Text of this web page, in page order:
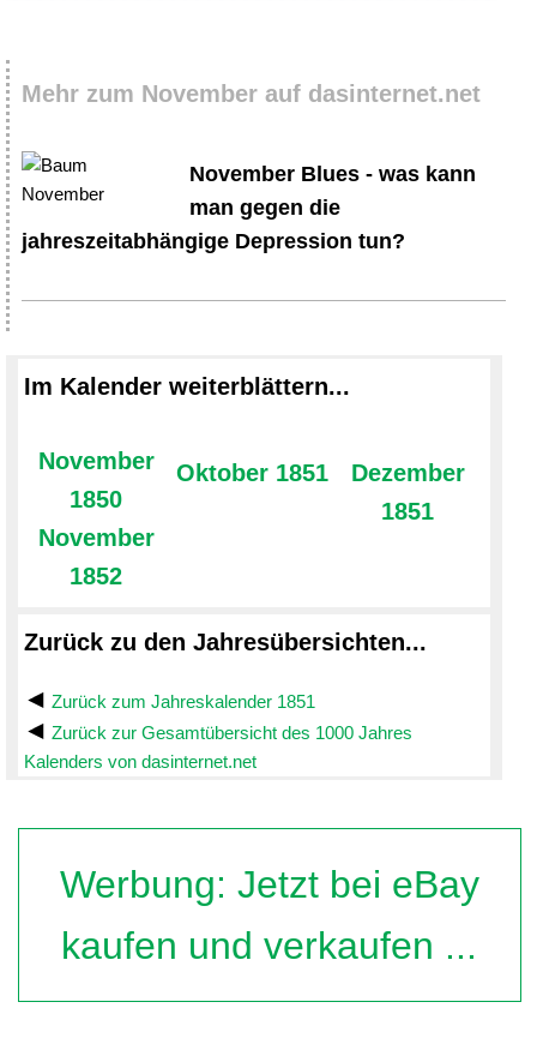
Mehr zum November auf dasinternet.net
November Blues - was kann
man gegen die
jahreszeitabhängige Depression tun?
Im Kalender weiterblättern...
November
1850
November
1852
Oktober 1851
Dezember
1851
Zurück zu den Jahresübersichten...
Zurück zum Jahreskalender 1851
Zurück zur Gesamtübersicht des 1000 Jahres
Kalenders von dasinternet.net
Werbung: Jetzt bei eBay
kaufen und verkaufen ...